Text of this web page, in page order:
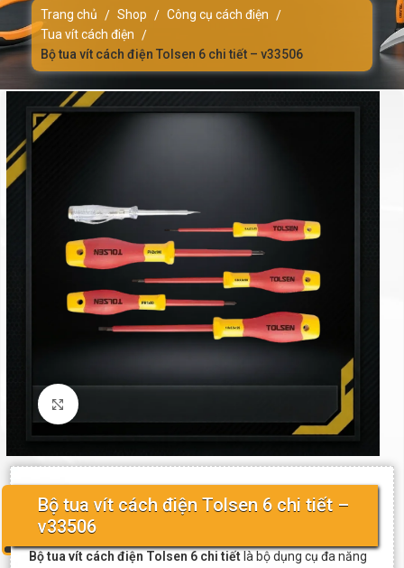
Trang chủ / Shop / Công cụ cách điện /
Tua vít cách điện /
Bộ tua vít cách điện Tolsen 6 chi tiết – v33506
Click to enlarge
Bộ tua vít cách điện Tolsen 6 chi tiết –
v33506
Bộ tua vít cách điện Tolsen 6 chi tiết là bộ dụng cụ đa năng